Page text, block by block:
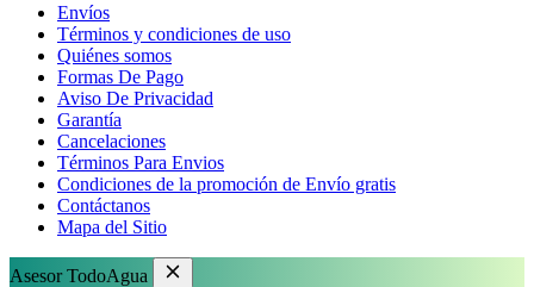
Envíos
Términos y condiciones de uso
Quiénes somos
Formas De Pago
Aviso De Privacidad
Garantía
Cancelaciones
Términos Para Envios
Condiciones de la promoción de Envío gratis
Contáctanos
Mapa del Sitio
Asesor TodoAgua